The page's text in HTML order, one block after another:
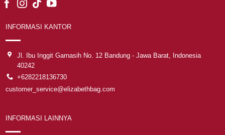
INFORMASI KANTOR
Jl. Ibu Inggit Garnasih No. 12 Bandung - Jawa Barat, Indonesia
40242
+6282218136730
customer_service@elizabethbag.com
INFORMASI LAINNYA